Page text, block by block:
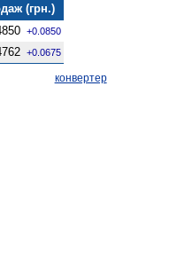
(грн.)
+0.0850
+0.0675
конвертер